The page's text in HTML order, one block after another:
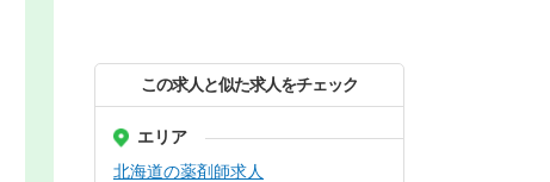
この求人と似た求人をチェック
エリア
北海道の薬剤師求人